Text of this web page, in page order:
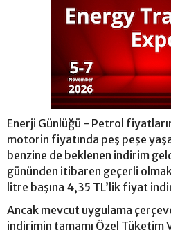
Enerji Günlüğü - Petrol
motorin fiyatında peş peşe
benzine de beklenen indirim
gününden itibaren geçerli
litre başına 4,35 TL’lik fiyat
Ancak mevcut uygulama
indirimin tamamı Özel Tüketim